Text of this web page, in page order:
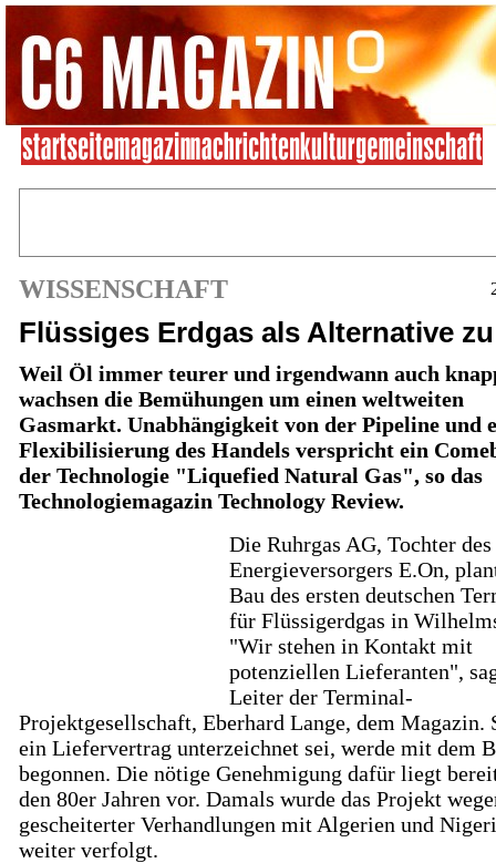
WISSENSCHAFT
Flüssiges Erdgas als Alternative
Weil Öl immer teurer und irgendwann auch
wachsen die Bemühungen um einen weltweiten
Gasmarkt. Unabhängigkeit von der Pipeline und
Flexibilisierung des Handels verspricht ein
der Technologie "Liquefied Natural Gas", so das
Technologiemagazin Technology Review.
Die Ruhrgas AG, Tochter des
Energieversorgers E.On,
Bau des ersten deutschen
für Flüssigerdgas in
"Wir stehen in Kontakt mit
potenziellen Lieferanten",
Leiter der Terminal-
Projektgesellschaft, Eberhard Lange, dem Magazin.
ein Liefervertrag unterzeichnet sei, werde mit dem
begonnen. Die nötige Genehmigung dafür liegt
den 80er Jahren vor. Damals wurde das Projekt
gescheiterter Verhandlungen mit Algerien und
weiter verfolgt.